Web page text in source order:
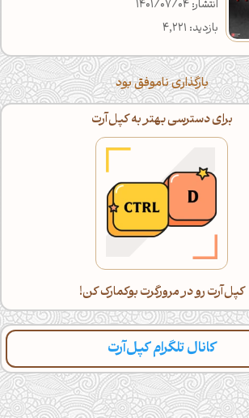
انتشار: 1401/07/04
بازدید: 4,221
بارگذاری ناموفق بود
برای دسترسی بهتر به کپل‌آرت
کپل‌آرت رو در مرورگرت بوکمارک کن!
کانال تلگرام کپل‌آرت